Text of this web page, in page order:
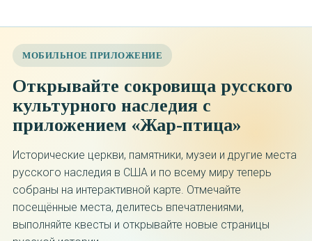
МОБИЛЬНОЕ ПРИЛОЖЕНИЕ
Открывайте сокровища русского
культурного наследия с
приложением «Жар-птица»
Исторические церкви, памятники, музеи и другие места
русского наследия в США и по всему миру теперь
собраны на интерактивной карте. Отмечайте
посещённые места, делитесь впечатлениями,
выполняйте квесты и открывайте новые страницы